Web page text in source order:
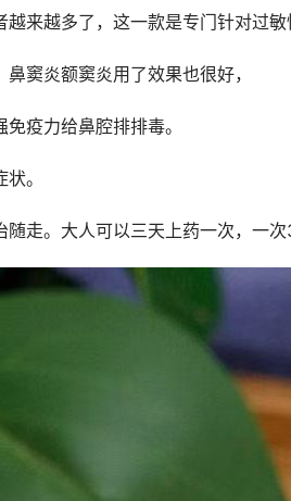
来越多了，这一款是专门针对过
窦炎额窦炎用了效果也很好，
疫力给鼻腔排排毒。
。
走。大人可以三天上药一次，一次